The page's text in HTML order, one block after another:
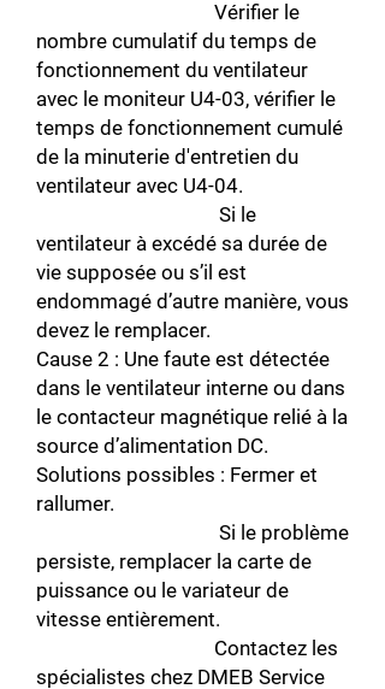
Vérifier le
nombre cumulatif du temps de
fonctionnement du ventilateur
avec le moniteur U4-03, vérifier le
temps de fonctionnement cumulé
de la minuterie d'entretien du
ventilateur avec U4-04.
Si le
ventilateur à excédé sa durée de
vie supposée ou s’il est
endommagé d’autre manière, vous
devez le remplacer.
Cause 2 : Une faute est détectée
dans le ventilateur interne ou dans
le contacteur magnétique relié à la
source d’alimentation DC.
Solutions possibles : Fermer et
rallumer.
Si le problème
persiste, remplacer la carte de
puissance ou le variateur de
vitesse entièrement.
Contactez les
spécialistes chez DMEB Service